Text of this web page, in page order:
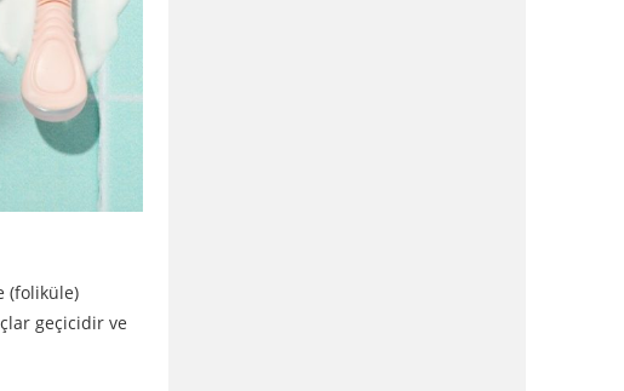
(foliküle)
geçicidir ve